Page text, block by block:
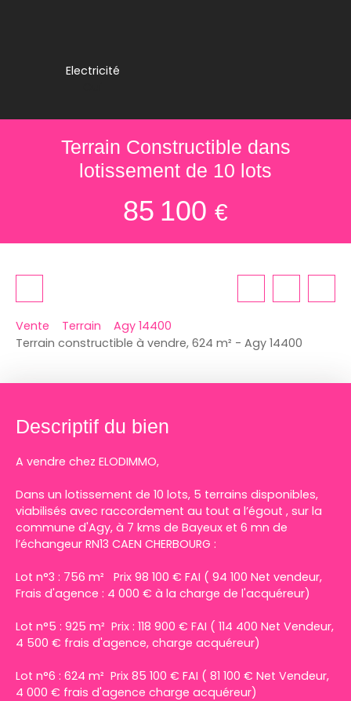
Electricité
Terrain Constructible dans
lotissement de 10 lots
85 100 €
Vente Terrain
Agy 14400
Terrain constructible à vendre, 624 m² - Agy 14400
Descriptif du bien
A vendre chez ELODIMMO,
Dans un lotissement de 10 lots, 5 terrains disponibles,
viabilisés avec raccordement au tout a l’égout , sur la
commune d'Agy, à 7 kms de Bayeux et 6 mn de
l’échangeur RN13 CAEN CHERBOURG :
Lot n°3 : 756 m² Prix 98 100 € FAI ( 94 100 Net vendeur,
Frais d'agence : 4 000 € à la charge de l'acquéreur)
Lot n°5 : 925 m² Prix : 118 900 € FAI ( 114 400 Net Vendeur,
4 500 € frais d'agence, charge acquéreur)
Lot n°6 : 624 m² Prix 85 100 € FAI ( 81 100 € Net Vendeur,
4 000 € frais d'agence charge acquéreur)